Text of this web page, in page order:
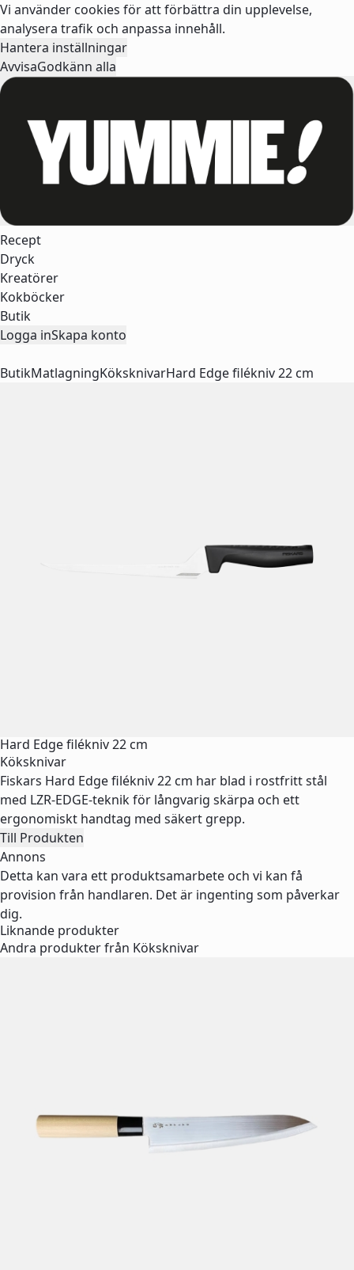
Vi använder cookies för att förbättra din upplevelse,
analysera trafik och anpassa innehåll.
Hantera inställningar
AvvisaGodkänn alla
Recept
Dryck
Kreatörer
Kokböcker
Butik
Logga inSkapa konto
ButikMatlagningKöksknivarHard Edge filékniv 22 cm
Hard Edge filékniv 22 cm
Köksknivar
Fiskars Hard Edge filékniv 22 cm har blad i rostfritt stål
med LZR-EDGE-teknik för långvarig skärpa och ett
ergonomiskt handtag med säkert grepp.
Till Produkten
Annons
Detta kan vara ett produktsamarbete och vi kan få
provision från handlaren. Det är ingenting som påverkar
dig.
Liknande produkter
Andra produkter från Köksknivar